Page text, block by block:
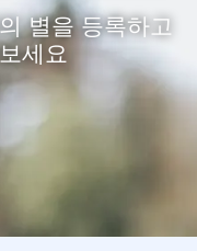
별을 등록하고
세요